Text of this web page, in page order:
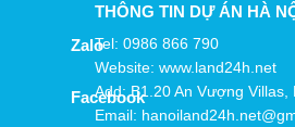
THÔNG TIN DỰ ÁN HÀ
Tel: 0986 866 790
Website: www.land24h.net
Add: B1.20 An Vượng
Email:
Zalo
Facebook